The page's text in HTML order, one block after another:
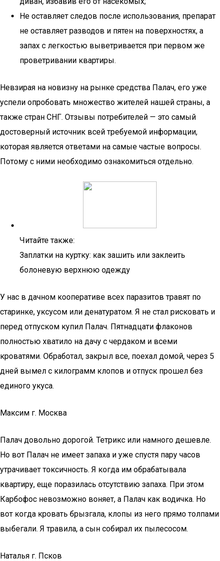
Не оставляет следов после использования, препарат
не оставляет разводов и пятен на поверхностях, а
запах с легкостью выветривается при первом же
проветривании квартиры.
Невзирая на новизну на рынке средства Палач, его уже
успели опробовать множество жителей нашей страны, а
также стран СНГ. Отзывы потребителей — это самый
достоверный источник всей требуемой информации,
которая является ответами на самые частые вопросы.
Потому с ними необходимо ознакомиться отдельно.
Читайте также:
Заплатки на куртку: как зашить или заклеить
болоневую верхнюю одежду
У нас в дачном кооперативе всех паразитов травят по
старинке, уксусом или денатуратом. Я не стал рисковать и
перед отпуском купил Палач. Пятнадцати флаконов
полностью хватило на дачу с чердаком и всеми
кроватями. Обработал, закрыл все, поехал домой, через 5
дней вымел с килограмм клопов и отпуск прошел без
единого укуса.
Максим г. Москва
Палач довольно дорогой. Тетрикс или намного дешевле.
Но вот Палач не имеет запаха и уже спустя пару часов
утрачивает токсичность. Я когда им обрабатывала
квартиру, еще поразилась отсутствию запаха. При этом
Карбофос невозможно воняет, а Палач как водичка. Но
вот когда кровать брызгала, клопы из него прямо толпами
выбегали. Я травила, а сын собирал их пылесосом.
Наталья г. Псков